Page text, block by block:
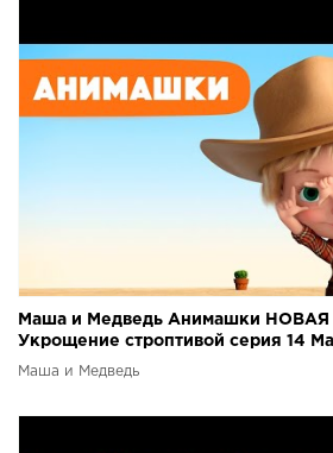
Маша и Медведь Анимашки
Укрощение строптивой серия 14
Маша и Медведь